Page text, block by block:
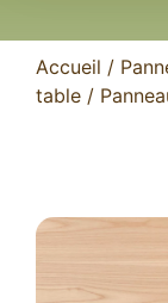
Plateau
Marches
Plan de
Accueil /
table /